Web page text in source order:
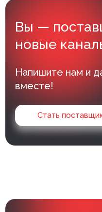
Напольные покрытия ПВХ
Напольные покрытия
Плинтус напольный с
Подложка
Керамическая плитка
Клей монтажный
Панели МДФ
Сантехника
Вы —
новые
Напишите нам и
вместе!
Стать